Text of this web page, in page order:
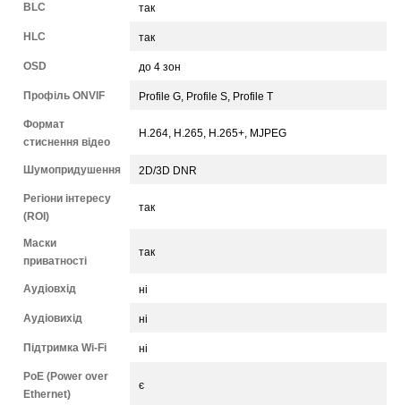
BLC так
HLC так
OSD до 4 зон
Профіль ONVIF Profile G, Profile S, Profile T
Формат
стиснення відео
Н.264, H.265, H.265+, MJPEG
Шумопридушення 2D/3D DNR
Регіони інтересу
(ROI)
так
Маски
приватності
так
Аудіовхід ні
Аудіовихід ні
Підтримка Wi-Fi ні
PoE (Power over
Ethernet)
є